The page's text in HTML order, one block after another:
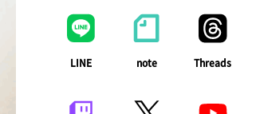
LINE note Threads